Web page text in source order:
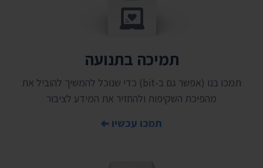
תמיכה בתנועה
תמכו בנו (אפשר גם ב-bit) כדי שנוכל להמשיך להוביל את
מהפיכת השקיפות ולהחזיר את המידע לציבור
תמכו עכשיו